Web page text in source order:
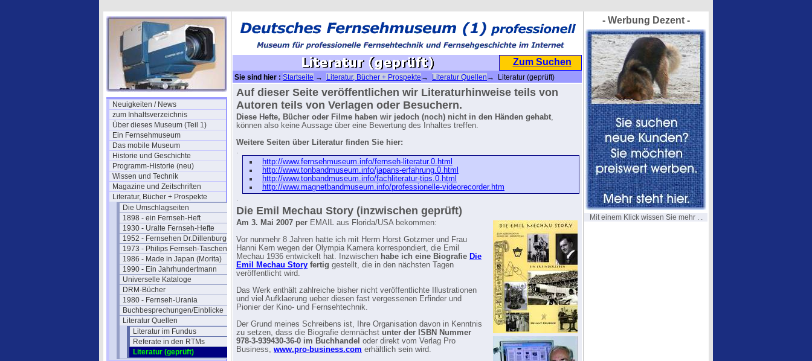
Neuigkeiten / News
zum Inhaltsverzeichnis
Über dieses Museum (Teil 1)
Ein Fernsehmuseum
Das mobile Museum
Historie und Geschichte
Programm-Historie (neu)
Wissen und Technik
Magazine und Zeitschriften
Literatur, Bücher + Prospekte
Die Umschlagseiten
1898 - ein Fernseh-Heft
1930 - Uralte Fernseh-Hefte
1952 - Fernsehen Dr.Dillenburger
1973 - Philips Fernseh-Taschenbuch
1986 - Made in Japan (Morita)
1990 - Ein Jahrhundertmann
Universelle Kataloge
DRM-Bücher
1980 - Fernseh-Urania
Buchbesprechungen/Einblicke
Literatur Quellen
Literatur im Fundus
Referate in den RTMs
Literatur (geprüft)
Zum Suchen
Sie sind hier : Startseite → Literatur, Bücher + Prospekte → Literatur Quellen → Literatur (geprüft)
Auf dieser Seite veröffentlichen wir Literaturhinweise teils von
Autoren teils von Verlagen oder Besuchern.
Diese Hefte, Bücher oder Filme haben wir jedoch (noch) nicht in den Händen gehabt,
können also keine Aussage über eine Bewertung des Inhaltes treffen.
Weitere Seiten über Literatur finden Sie hier:
.
http://www.fernsehmuseum.info/fernseh-literatur.0.html
http://www.tonbandmuseum.info/japans-erfahrung.0.html
http://www.tonbandmuseum.info/fachliteratur-tips.0.html
http://www.magnetbandmuseum.info/professionelle-videorecorder.htm
.
Die Emil Mechau Story (inzwischen geprüft)
Am 3. Mai 2007 per EMAIL aus Florida/USA bekommen:
Vor nunmehr 8 Jahren hatte ich mit Herrn Horst Gotzmer und Frau
Hanni Kern wegen der Olympia Kamera korrespondiert, die Emil
Mechau 1936 entwickelt hat. Inzwischen habe ich eine Biografie Die
Emil Mechau Story fertig gestellt, die in den nächsten Tagen
veröffentlicht wird.
Das Werk enthält zahlreiche bisher nicht veröffentlichte Illustrationen
und viel Aufklaerung ueber diesen fast vergessenen Erfinder und
Pionier der Kino- und Fernsehtechnik.
Der Grund meines Schreibens ist, Ihre Organisation davon in Kenntnis
zu setzen, dass die Biografie demnächst unter der ISBN Nummer
978-3-939430-36-0 im Buchhandel oder direkt vom Verlag Pro
Business, www.pro-business.com erhältlich sein wird.
- Werbung Dezent -
Mit einem Klick wissen Sie mehr . .